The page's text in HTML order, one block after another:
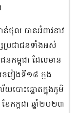
ន់ថុល បានអំពាវនាវ
រជាជនទាំងអស់
កម្ពុជា ដែលមាន
ខរៀងទី១៨ ក្នង
យបោះឆ្នោតក្នុងភូមិ
កក្កដា ឆ្នាំ២០២៣